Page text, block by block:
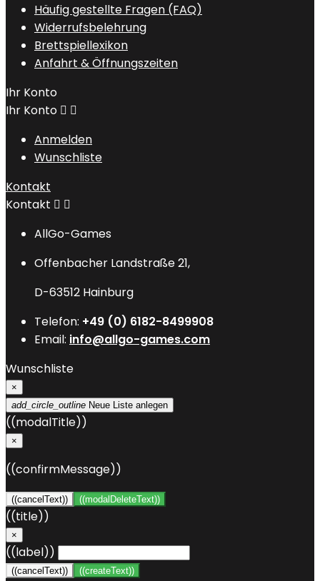
Häufig gestellte Fragen (FAQ)
Widerrufsbelehrung
Brettspiellexikon
Anfahrt & Öffnungszeiten
Ihr Konto
Ihr Konto  
Anmelden
Wunschliste
Kontakt
Kontakt  
AllGo-Games
Offenbacher Landstraße 21,
D-63512 Hainburg
Telefon: +49 (0) 6182-8499908
Email: info@allgo-games.com
Wunschliste
×
add_circle_outline Neue Liste anlegen
((modalTitle))
×
((confirmMessage))
((cancelText)) ((modalDeleteText))
((title))
×
((label))
((cancelText)) ((createText))